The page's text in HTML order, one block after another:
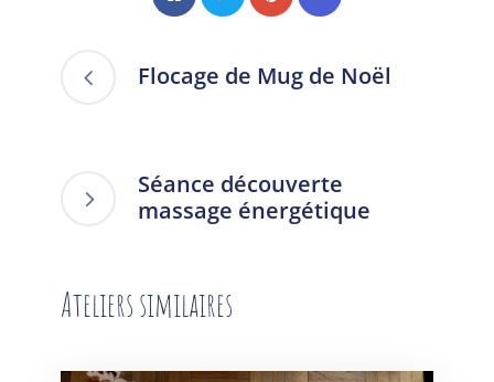
Flocage de Mug de Noël
Séance découverte
massage énergétique
Ateliers similaires